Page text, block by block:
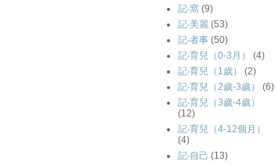
記‧窩 (9)
記‧美麗 (53)
記‧者事 (50)
記‧育兒（0-3月）
(4)
記‧育兒（1歲）
(2)
記‧育兒（2歲-3歲）
(6)
記‧育兒（3歲-4歲）
(12)
記‧育兒（4-12個月）
(4)
記‧自己 (13)